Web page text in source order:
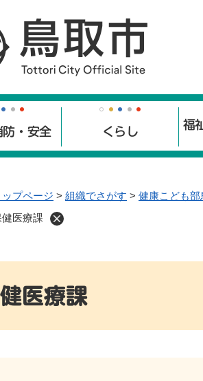
防・安全 くらし
福
ップページ > 組織でさがす > 健康こども
健医療課
医療課